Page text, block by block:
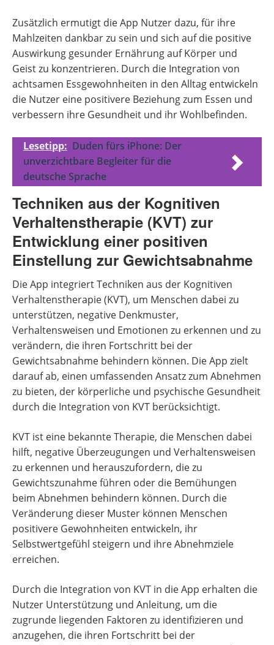
Zusätzlich ermutigt die App Nutzer dazu, für ihre
Mahlzeiten dankbar zu sein und sich auf die positive
Auswirkung gesunder Ernährung auf Körper und
Geist zu konzentrieren. Durch die Integration von
achtsamen Essgewohnheiten in den Alltag entwickeln
die Nutzer eine positivere Beziehung zum Essen und
verbessern ihre Gesundheit und ihr Wohlbefinden.
Lesetipp: Duden fürs iPhone: Der
unverzichtbare Begleiter für die
deutsche Sprache
Techniken aus der Kognitiven
Verhaltenstherapie (KVT) zur
Entwicklung einer positiven
Einstellung zur Gewichtsabnahme
Die App integriert Techniken aus der Kognitiven
Verhaltenstherapie (KVT), um Menschen dabei zu
unterstützen, negative Denkmuster,
Verhaltensweisen und Emotionen zu erkennen und zu
verändern, die ihren Fortschritt bei der
Gewichtsabnahme behindern können. Die App zielt
darauf ab, einen umfassenden Ansatz zum Abnehmen
zu bieten, der körperliche und psychische Gesundheit
durch die Integration von KVT berücksichtigt.
KVT ist eine bekannte Therapie, die Menschen dabei
hilft, negative Überzeugungen und Verhaltensweisen
zu erkennen und herauszufordern, die zu
Gewichtszunahme führen oder die Bemühungen
beim Abnehmen behindern können. Durch die
Veränderung dieser Muster können Menschen
positivere Gewohnheiten entwickeln, ihr
Selbstwertgefühl steigern und ihre Abnehmziele
erreichen.
Durch die Integration von KVT in die App erhalten die
Nutzer Unterstützung und Anleitung, um die
zugrunde liegenden Faktoren zu identifizieren und
anzugehen, die ihren Fortschritt bei der